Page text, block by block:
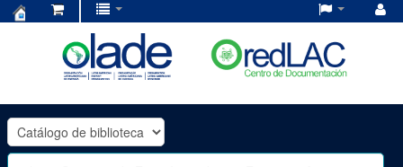
OLADE
-